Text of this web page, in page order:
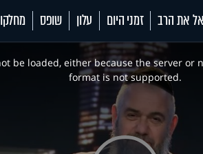
את הרב זמני היום עלון שופס
be loaded, either because the server or
format is not supported.